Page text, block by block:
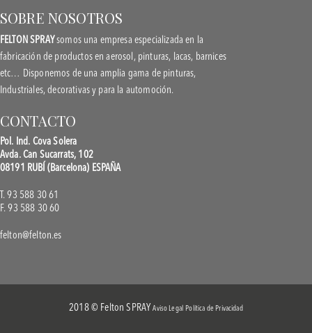
SOBRE NOSOTROS
FELTON SPRAYsomos una empresa especializada en la
fabricación de productos en aerosol, pinturas, lacas, barnices
etc… Disponemos de una amplia gama de pinturas,
Industriales, decorativas y para la automoción.
CONTACTO
Pol. Ind. Cova Solera
Avda. Can Sucarrats, 102
08191 RUBÍ (Barcelona) ESPAÑA
T. 93 588 30 61
F. 93 588 30 60
felton@felton.es
2018 © Felton SPRAYAviso Legal Política de Privacidad